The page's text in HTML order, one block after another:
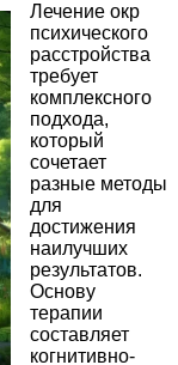
Лечение окр
психического
расстройства
требует
комплексного
подхода,
который
сочетает
разные методы
для
достижения
наилучших
результатов.
Основу
терапии
составляет
когнитивно-